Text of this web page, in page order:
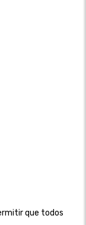
que todos